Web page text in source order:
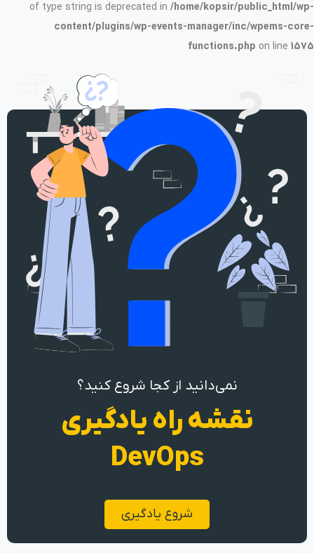
of type string is deprecated in /home/kopsir/public_html/wp-
content/plugins/wp-events-manager/inc/wpems-core-
functions.php on line 1575
نمی‌دانید از کجا شروع کنید؟
نقشه راه یادگیری
DevOps
شروع یادگیری